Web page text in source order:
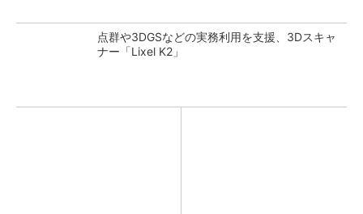
点群や3DGSなどの実務利用を支援、3Dスキャ
ナー「Lixel K2」